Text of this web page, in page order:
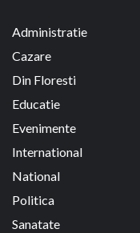
Administratie
Cazare
Din Floresti
Educatie
Evenimente
International
National
Politica
Sanatate